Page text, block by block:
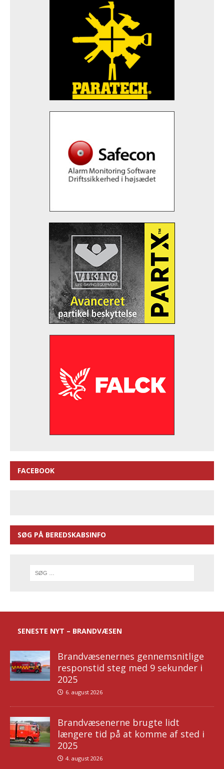
FACEBOOK
SØG PÅ BEREDSKABSINFO
SENESTE NYT – BRANDVÆSEN
Brandvæsenernes gennemsnitlige
responstid steg med 9 sekunder i
2025
6. august 2026
Brandvæsenerne brugte lidt
længere tid på at komme af sted i
2025
4. august 2026